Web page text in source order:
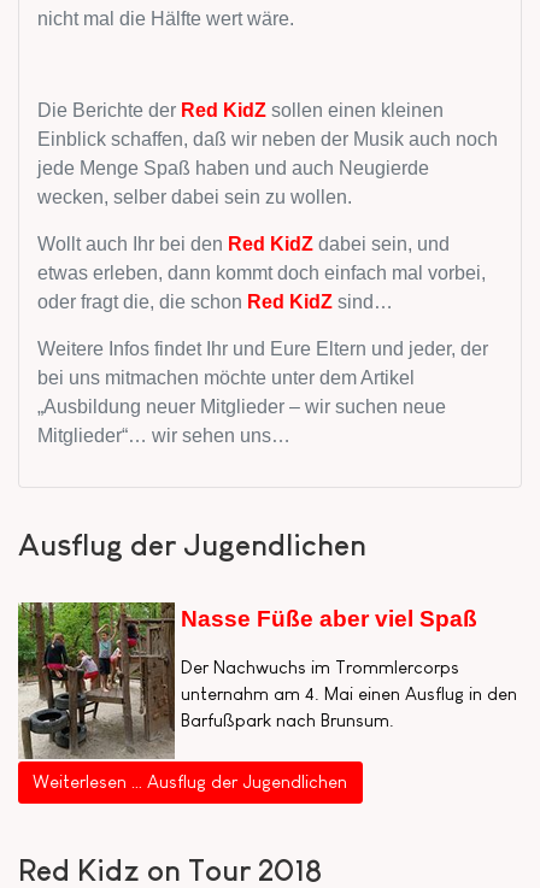
nicht mal die Hälfte wert wäre.
Die Berichte der Red KidZ sollen einen kleinen
Einblick schaffen, daß wir neben der Musik auch noch
jede Menge Spaß haben und auch Neugierde
wecken, selber dabei sein zu wollen.
Wollt auch Ihr bei den Red KidZ dabei sein, und
etwas erleben, dann kommt doch einfach mal vorbei,
oder fragt die, die schon Red KidZ sind…
Weitere Infos findet Ihr und Eure Eltern und jeder, der
bei uns mitmachen möchte unter dem Artikel
„Ausbildung neuer Mitglieder – wir suchen neue
Mitglieder“… wir sehen uns…
Ausflug der Jugendlichen
Nasse Füße aber viel Spaß
Der Nachwuchs im Trommlercorps
unternahm am 4. Mai einen Ausflug in den
Barfußpark nach Brunsum.
Weiterlesen … Ausflug der Jugendlichen
Red Kidz on Tour 2018